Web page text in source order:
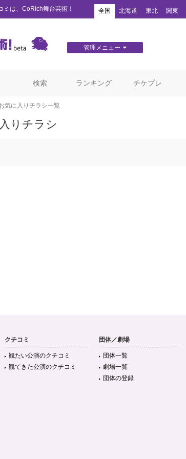
ミは、CoRich舞台芸術！ 全国 北海道 東北 関東
管理メニュー
検索 ランキング チケプレ
気に入りチラシ一覧
りチラシ
クチコミ
観たい公演のクチコミ
観てきた公演のクチコミ
団体／劇場
団体一覧
劇場一覧
団体の登録